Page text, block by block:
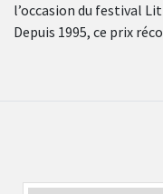
l’occasion du festival
Depuis 1995, ce prix